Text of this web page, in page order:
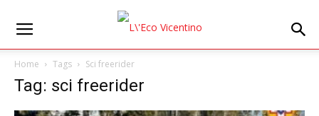
Home Tags Sci freerider
Tag: sci freerider